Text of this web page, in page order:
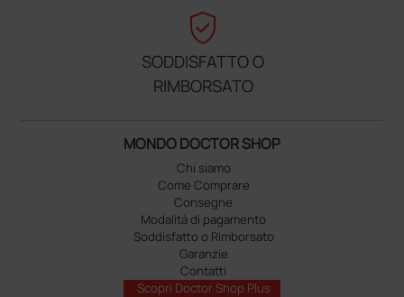
verified_user
SODDISFATTO O
RIMBORSATO
MONDO DOCTOR SHOP
Chi siamo
Come Comprare
Consegne
Modalità di pagamento
Soddisfatto o Rimborsato
Garanzie
Contatti
Scopri Doctor Shop Plus